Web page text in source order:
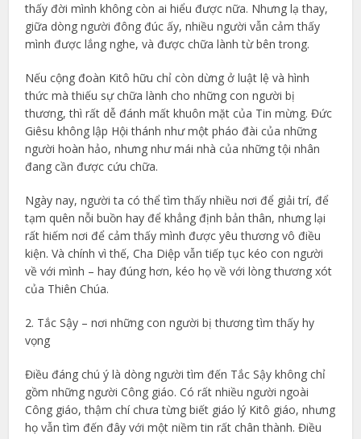
thấy đời mình không còn ai hiểu được nữa. Nhưng lạ thay,
giữa dòng người đông đúc ấy, nhiều người vẫn cảm thấy
mình được lắng nghe, và được chữa lành từ bên trong.
Nếu cộng đoàn Kitô hữu chỉ còn dừng ở luật lệ và hình
thức mà thiếu sự chữa lành cho những con người bị
thương, thì rất dễ đánh mất khuôn mặt của Tin mừng. Đức
Giêsu không lập Hội thánh như một pháo đài của những
người hoàn hảo, nhưng như mái nhà của những tội nhân
đang cần được cứu chữa.
Ngày nay, người ta có thể tìm thấy nhiều nơi để giải trí, để
tạm quên nỗi buồn hay để khẳng định bản thân, nhưng lại
rất hiếm nơi để cảm thấy mình được yêu thương vô điều
kiện. Và chính vì thế, Cha Diệp vẫn tiếp tục kéo con người
về với mình – hay đúng hơn, kéo họ về với lòng thương xót
của Thiên Chúa.
2. Tắc Sậy – nơi những con người bị thương tìm thấy hy
vọng
Điều đáng chú ý là dòng người tìm đến Tắc Sậy không chỉ
gồm những người Công giáo. Có rất nhiều người ngoài
Công giáo, thậm chí chưa từng biết giáo lý Kitô giáo, nhưng
họ vẫn tìm đến đây với một niềm tin rất chân thành. Điều